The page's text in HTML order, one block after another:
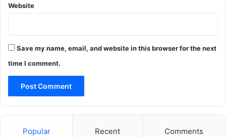
Website
Save my name, email, and website in this browser for the next
time I comment.
Popular Recent Comments